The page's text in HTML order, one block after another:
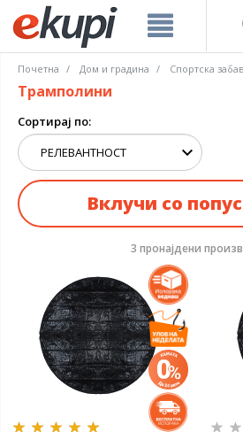
Почетна Дом и градина Спортска
Трамполини
Сортирај по:
Вклучи со
3 пронајдени